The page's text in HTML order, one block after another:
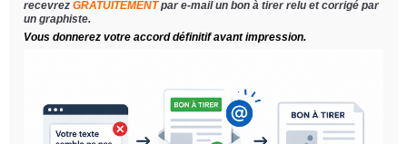
recevrez GRATUITEMENT par e-mail un bon à tirer relu et corrigé par
un graphiste.
Vous donnerez votre accord définitif avant impression.